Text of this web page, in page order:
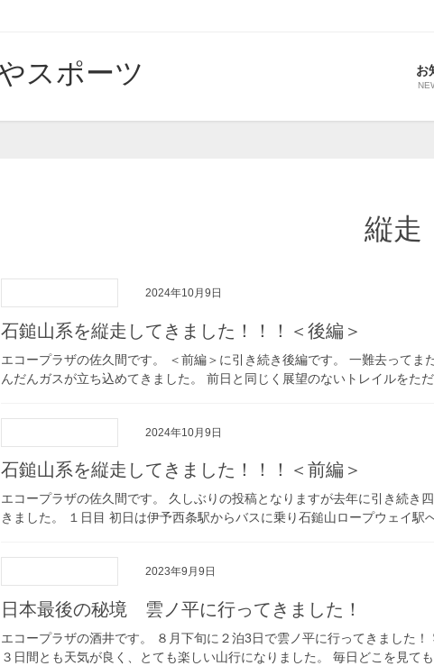
お
縦走
2024年10月9日
石鎚山系を縦走してきました！！！＜後編＞
エコープラザの佐久間です。 ＜前編＞に引き続き後編です。 一難去って
んだんガスが立ち込めてきました。 前日と同じく展望のないトレイルをた
2024年10月9日
石鎚山系を縦走してきました！！！＜前編＞
エコープラザの佐久間です。 久しぶりの投稿となりますが去年に引き続き
きました。 １日目 初日は伊予西条駅からバスに乗り石鎚山ロープウェイ
2023年9月9日
日本最後の秘境 雲ノ平に行ってきました！
エコープラザの酒井です。 ８月下旬に２泊3日で雲ノ平に行ってきました
３日間とも天気が良く、とても楽しい山行になりました。 毎日どこを見て